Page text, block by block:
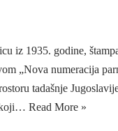
iz 1935. godine,
„Nova numeracija
tadašnje
koji… Read More »